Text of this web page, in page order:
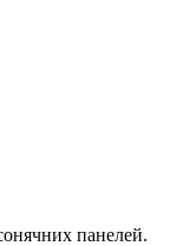
панелей.